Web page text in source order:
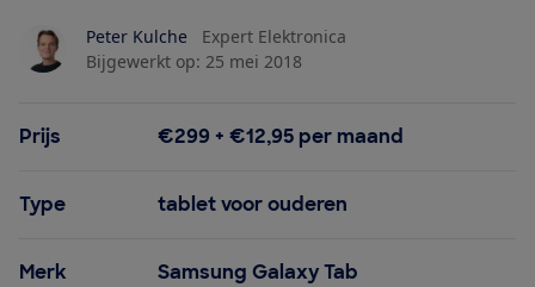
Peter Kulche
Expert Elektronica
Bijgewerkt op: 25 mei 2018
Prijs €299 + €12,95 per maand
Type tablet voor ouderen
Merk Samsung Galaxy Tab